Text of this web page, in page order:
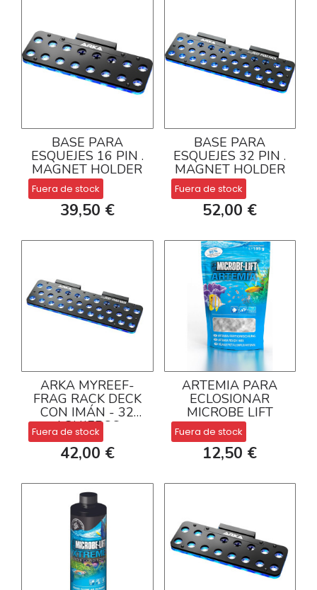
BASE PARA
ESQUEJES 16 PIN .
MAGNET HOLDER
Fuera de stock
39,50 €
BASE PARA
ESQUEJES 32 PIN .
MAGNET HOLDER
Fuera de stock
52,00 €
ARKA MYREEF-
FRAG RACK DECK
CON IMÁN - 32
AGUJEROS
Fuera de stock
42,00 €
ARTEMIA PARA
ECLOSIONAR
MICROBE LIFT
Fuera de stock
12,50 €